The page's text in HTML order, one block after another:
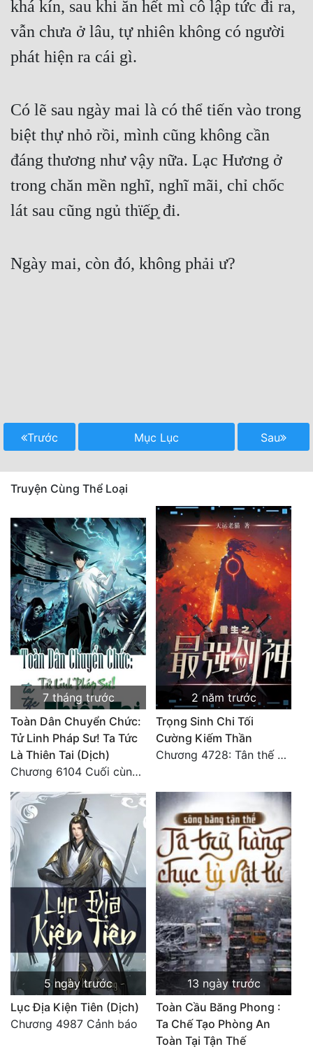
khá kín, sau khi ăn hết mì cô lập tức đi ra,
vẫn chưa ở lâu, tự nhiên không có người
phát hiện ra cái gì.
Có lẽ sau ngày mai là có thể tiến vào trong
biệt thự nhỏ rồi, mình cũng không cần
đáng thương như vậy nữa. Lạc Hương ở
trong chăn mền nghĩ, nghĩ mãi, chỉ chốc
lát sau cũng ngủ thϊế͙p͙ đi.
Ngày mai, còn đó, không phải ư?
Trước Mục Lục Sau
Truyện Cùng Thể Loại
7 tháng trước
Toàn Dân Chuyển Chức:
Tử Linh Pháp Sư! Ta Tức
Là Thiên Tai (Dịch)
Chương 6104 Cuối cùng (HẾT)
2 năm trước
Trọng Sinh Chi Tối
Cường Kiếm Thần
Chương 4728: Tân thế giới (đại kết cục) (10)
5 ngày trước
Lục Địa Kiện Tiên (Dịch)
Chương 4987 Cảnh báo
13 ngày trước
Toàn Cầu Băng Phong :
Ta Chế Tạo Phòng An
Toàn Tại Tận Thế